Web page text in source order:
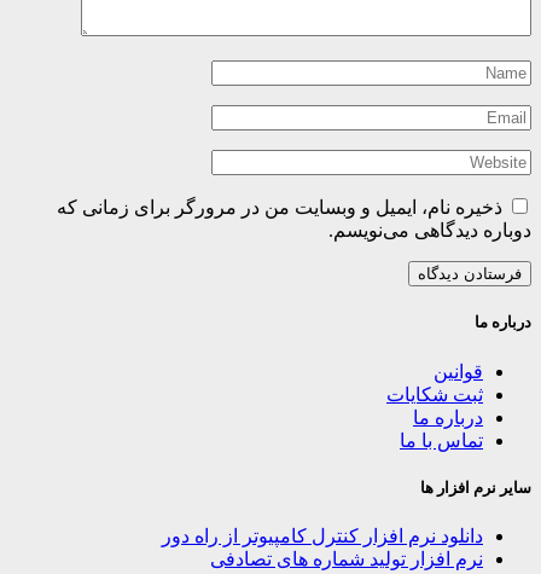
ذخیره نام، ایمیل و وبسایت من در مرورگر برای زمانی که
دوباره دیدگاهی می‌نویسم.
درباره ما
قوانین
ثبت شکایات
درباره ما
تماس با ما
سایر نرم افزار ها
دانلود نرم افزار کنترل کامپیوتر از راه دور
نرم افزار تولید شماره های تصادفی